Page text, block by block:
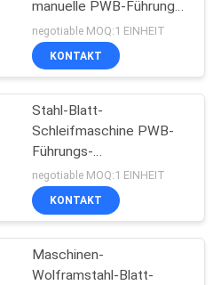
die
bildet
PWBs
manuelle PWB-Führungs-
Schneidemaschine
negotiable MOQ:1 EINHEIT
KONTAKT
Stahl-Blatt-
Schleifmaschine PWB-
Führungs-
Schneidemaschine
120kg C 312 Wolfram
negotiable MOQ:1 EINHEIT
KONTAKT
Maschinen-
Wolframstahl-Blatt-